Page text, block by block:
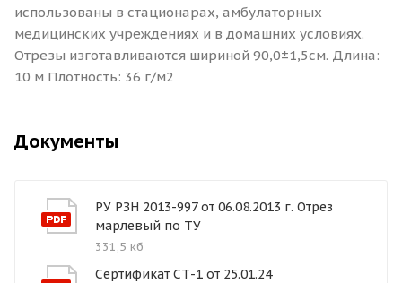
использованы в стационарах, амбулаторных
медицинских учреждениях и в домашних условиях.
Отрезы изготавливаются шириной 90,0±1,5см. Длина:
10 м Плотность: 36 г/м2
Документы
РУ РЗН 2013-997 от 06.08.2013 г. Отрез
марлевый по ТУ
331,5 кб
Сертификат СТ-1 от 25.01.24